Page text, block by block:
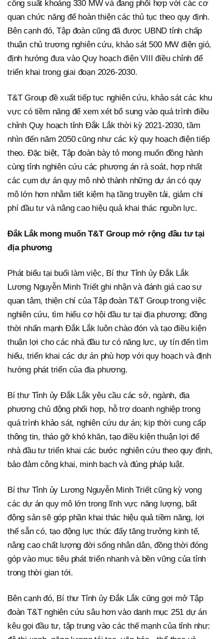
công suất khoảng 330 MW và đang phối hợp với các cơ
quan chức năng để hoàn thiện các thủ tục theo quy định.
Bên cạnh đó, Tập đoàn cũng đã được UBND tỉnh chấp
thuận chủ trương nghiên cứu, khảo sát 500 MW điện gió,
định hướng đưa vào Quy hoạch điện VIII điều chỉnh để
triển khai trong giai đoạn 2026-2030.
T&T Group đề xuất tiếp tục nghiên cứu, khảo sát các khu
vực có tiềm năng để xem xét bổ sung vào quá trình điều
chỉnh Quy hoạch tỉnh Đắk Lắk thời kỳ 2021-2030, tầm
nhìn đến năm 2050 cũng như các kỳ quy hoạch điện tiếp
theo. Đặc biệt, Tập đoàn bày tỏ mong muốn đồng hành
cùng tỉnh nghiên cứu các phương án rà soát, hợp nhất
các cụm dự án quy mô nhỏ thành những dự án có quy
mô lớn hơn nhằm tiết kiệm hạ tầng truyền tải, giảm chi
phí đầu tư và nâng cao hiệu quả khai thác nguồn lực.
Đắk Lắk mong muốn T&T Group mở rộng đầu tư tại
địa phương
Phát biểu tại buổi làm việc, Bí thư Tỉnh ủy Đắk Lắk
Lương Nguyễn Minh Triết ghi nhận và đánh giá cao sự
quan tâm, thiện chí của Tập đoàn T&T Group trong việc
nghiên cứu, tìm hiểu cơ hội đầu tư tại địa phương; đồng
thời nhấn mạnh Đắk Lắk luôn chào đón và tạo điều kiện
thuận lợi cho các nhà đầu tư có năng lực, uy tín đến tìm
hiểu, triển khai các dự án phù hợp với quy hoạch và định
hướng phát triển của địa phương.
Bí thư Tỉnh ủy Đắk Lắk yêu cầu các sở, ngành, địa
phương chủ động phối hợp, hỗ trợ doanh nghiệp trong
quá trình khảo sát, nghiên cứu dự án; kịp thời cung cấp
thông tin, tháo gỡ khó khăn, tạo điều kiện thuận lợi để
nhà đầu tư triển khai các bước nghiên cứu theo quy định,
bảo đảm công khai, minh bạch và đúng pháp luật.
Bí thư Tỉnh ủy Lương Nguyễn Minh Triết cũng kỳ vọng
các dự án quy mô lớn trong lĩnh vực năng lượng, bất
động sản sẽ góp phần khai thác hiệu quả tiềm năng, lợi
thế sẵn có, tạo động lực thúc đẩy tăng trưởng kinh tế,
nâng cao chất lượng đời sống nhân dân, đồng thời đóng
góp vào mục tiêu phát triển nhanh và bền vững của tỉnh
trong thời gian tới.
Bên cạnh đó, Bí thư Tỉnh ủy Đắk Lắk cũng gợi mở Tập
đoàn T&T nghiên cứu sâu hơn vào danh mục 251 dự án
kêu gọi đầu tư, tập trung vào các thế mạnh của tỉnh như: